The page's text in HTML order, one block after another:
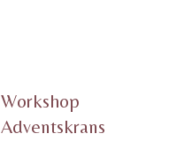
Workshop
Adventskrans